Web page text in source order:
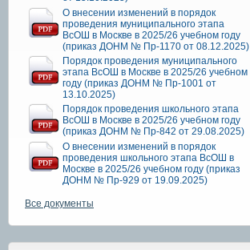
О внесении изменений в порядок
проведения муниципального этапа
ВсОШ в Москве в 2025/26 учебном году
(приказ ДОНМ № Пр-1170 от 08.12.2025)
Порядок проведения муниципального
этапа ВсОШ в Москве в 2025/26 учебном
году (приказ ДОНМ № Пр-1001 от
13.10.2025)
Порядок проведения школьного этапа
ВсОШ в Москве в 2025/26 учебном году
(приказ ДОНМ № Пр-842 от 29.08.2025)
О внесении изменений в порядок
проведения школьного этапа ВсОШ в
Москве в 2025/26 учебном году (приказ
ДОНМ № Пр-929 от 19.09.2025)
Все документы